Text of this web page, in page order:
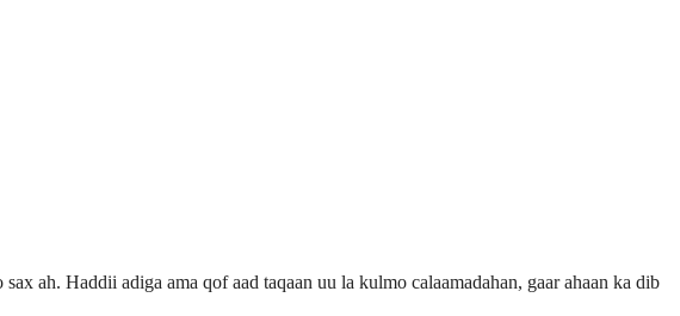
ah. Haddii adiga ama qof aad taqaan uu la kulmo calaamadahan, gaar ahaan ka dib